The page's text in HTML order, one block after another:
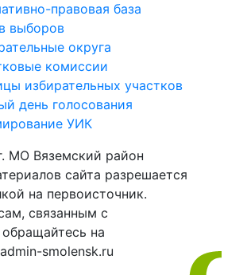
правовая база
выборов
округа
комиссии
избирательных участков
день голосования
УИК
МО Вяземский район
сайта разрешается
на первоисточник.
связанным с
на
smolensk.ru